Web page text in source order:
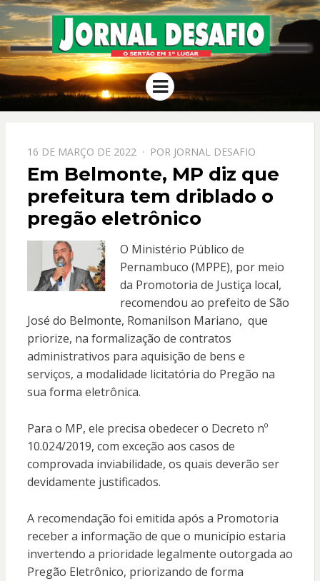
JORNAL
DESAFIO
O Sertão em 1º Lugar
Menu
PPOSTADO
EM
16 DE MARÇO DE 2022 POR JORNAL DESAFIO
Em Belmonte, MP diz que
prefeitura tem driblado o
pregão eletrônico
O Ministério Público de
Pernambuco (MPPE), por meio
da Promotoria de Justiça local,
recomendou ao prefeito de São
José do Belmonte, Romanilson Mariano, que
priorize, na formalização de contratos
administrativos para aquisição de bens e
serviços, a modalidade licitatória do Pregão na
sua forma eletrônica.
Para o MP, ele precisa obedecer o Decreto nº
10.024/2019, com exceção aos casos de
comprovada inviabilidade, os quais deverão ser
devidamente justificados.
A recomendação foi emitida após a Promotoria
receber a informação de que o município estaria
invertendo a prioridade legalmente outorgada ao
Pregão Eletrônico, priorizando de forma